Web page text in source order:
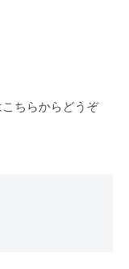
ちらからどうぞ